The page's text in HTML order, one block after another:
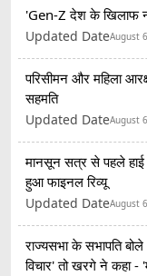
'Gen-Z देश के खिलाफ
Updated DateAugust
परिसीमन और महिला
सहमति
Updated DateAugust
मानसून सत्र से पहले हाई
हुआ फाइनल रिव्यू
Updated DateAugust
राज्यसभा के सभापति
विचार' तो खरगे ने कहा